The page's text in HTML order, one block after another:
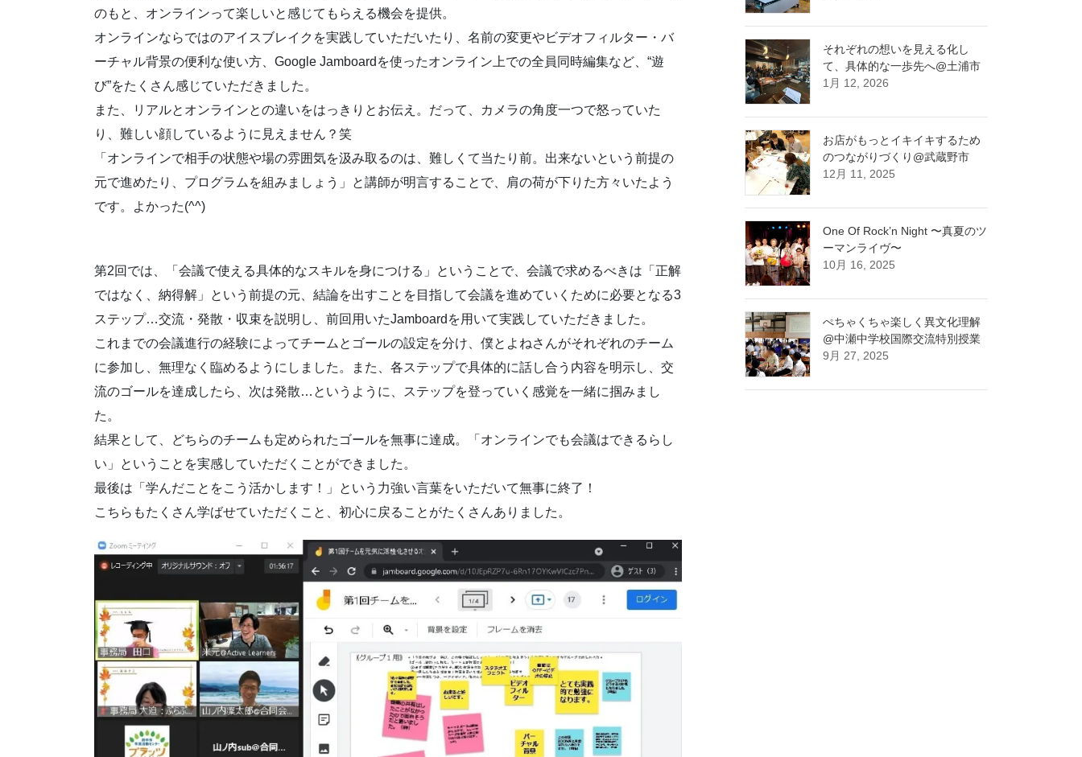
のもと、オンラインって楽しいと感じてもらえる機会を提供。
オンラインならではのアイスブレイクを実践していただいたり、名前の変更やビデオフィルター・バ
ーチャル背景の便利な使い方、Google Jamboardを使ったオンライン上での全員同時編集など、“遊
び”をたくさん感じていただきました。
また、リアルとオンラインとの違いをはっきりとお伝え。だって、カメラの角度一つで怒っていた
り、難しい顔しているように見えません？笑
「オンラインで相手の状態や場の雰囲気を汲み取るのは、難しくて当たり前。出来ないという前提の
元で進めたり、プログラムを組みましょう」と講師が明言することで、肩の荷が下りた方々いたよう
です。よかった(^^)
第2回では、「会議で使える具体的なスキルを身につける」ということで、会議で求めるべきは「正解
ではなく、納得解」という前提の元、結論を出すことを目指して会議を進めていくために必要となる3
ステップ…交流・発散・収束を説明し、前回用いたJamboardを用いて実践していただきました。
これまでの会議進行の経験によってチームとゴールの設定を分け、僕とよねさんがそれぞれのチーム
に参加し、無理なく臨めるようにしました。また、各ステップで具体的に話し合う内容を明示し、交
流のゴールを達成したら、次は発散…というように、ステップを登っていく感覚を一緒に掴みまし
た。
結果として、どちらのチームも定められたゴールを無事に達成。「オンラインでも会議はできるらし
い」ということを実感していただくことができました。
最後は「学んだことをこう活かします！」という力強い言葉をいただいて無事に終了！
こちらもたくさん学ばせていただくこと、初心に戻ることがたくさんありました。
それぞれの想いを見える化し
て、具体的な一歩先へ@土浦市
1月 12, 2026
お店がもっとイキイキするため
のつながりづくり@武蔵野市
12月 11, 2025
One Of Rock’n Night 〜真夏のツ
ーマンライヴ〜
10月 16, 2025
ぺちゃくちゃ楽しく異文化理解
@中瀬中学校国際交流特別授業
9月 27, 2025